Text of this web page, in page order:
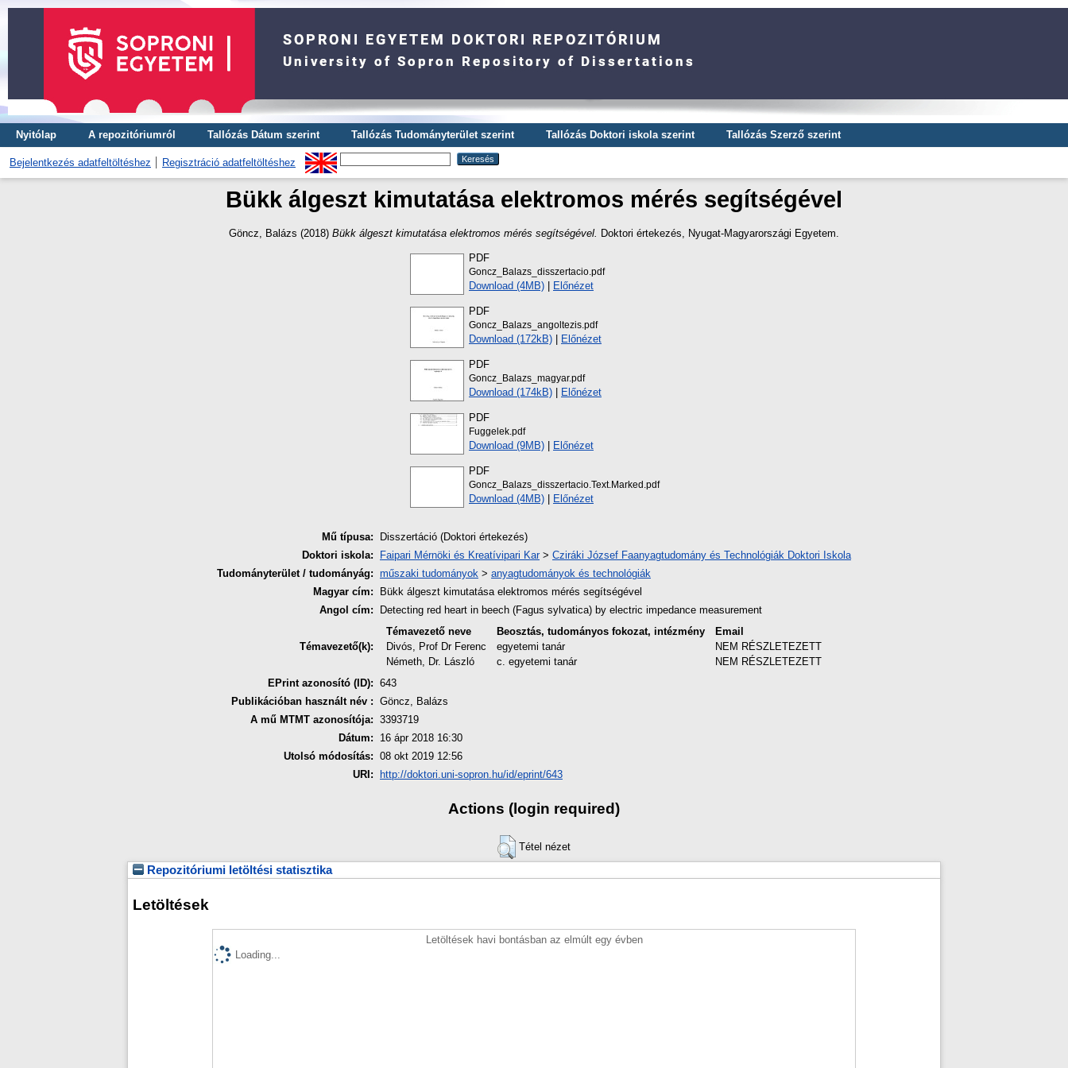
Nyitólap A repozitóriumról Tallózás Dátum szerint Tallózás Tudományterület szerint Tallózás Doktori iskola szerint Tallózás Szerző szerint
Bejelentkezés adatfeltöltéshez Regisztráció adatfeltöltéshez
Bükk álgeszt kimutatása elektromos mérés segítségével
Göncz, Balázs (2018) Bükk álgeszt kimutatása elektromos mérés segítségével. Doktori értekezés , Nyugat-Magyarországi Egyetem.
PDF
Goncz_Balazs_disszertacio.pdf
Download (4MB) | Előnézet
PDF
Goncz_Balazs_angoltezis.pdf
Download (172kB) | Előnézet
PDF
Goncz_Balazs_magyar.pdf
Download (174kB) | Előnézet
PDF
Fuggelek.pdf
Download (9MB) | Előnézet
PDF
Goncz_Balazs_disszertacio.Text.Marked.pdf
Download (4MB) | Előnézet
Mű típusa:
Disszertáció (Doktori értekezés)
Doktori iskola:
Faipari Mérnöki és Kreatívipari Kar> Cziráki József Faanyagtudomány és Technológiák Doktori Iskola
Tudományterület / tudományág: műszaki tudományok > anyagtudományok és technológiák
Magyar cím:
Bükk álgeszt kimutatása elektromos mérés segítségével
Angol cím:
Detecting red heart in beech (Fagus sylvatica) by electric impedance measurement
Témavezető(k):
Témavezető neve Beosztás, tudományos fokozat, intézmény
Email
Divós, Prof Dr Ferenc
egyetemi tanár
NEM RÉSZLETEZETT
Németh, Dr. László
c. egyetemi tanár
NEM RÉSZLETEZETT
EPrint azonosító (ID): 643
Publikációban használt név : Göncz, Balázs
A mű MTMT azonosítója: 3393719
Dátum:
16 ápr 2018 16:30
Utolsó módosítás: 08 okt 2019 12:56
URI:
http://doktori.uni-sopron.hu/id/eprint/643
Actions (login required)
Tétel nézet
Repozitóriumi letöltési statisztika
Letöltések
Letöltések havi bontásban az elmúlt egy évben
Loading...